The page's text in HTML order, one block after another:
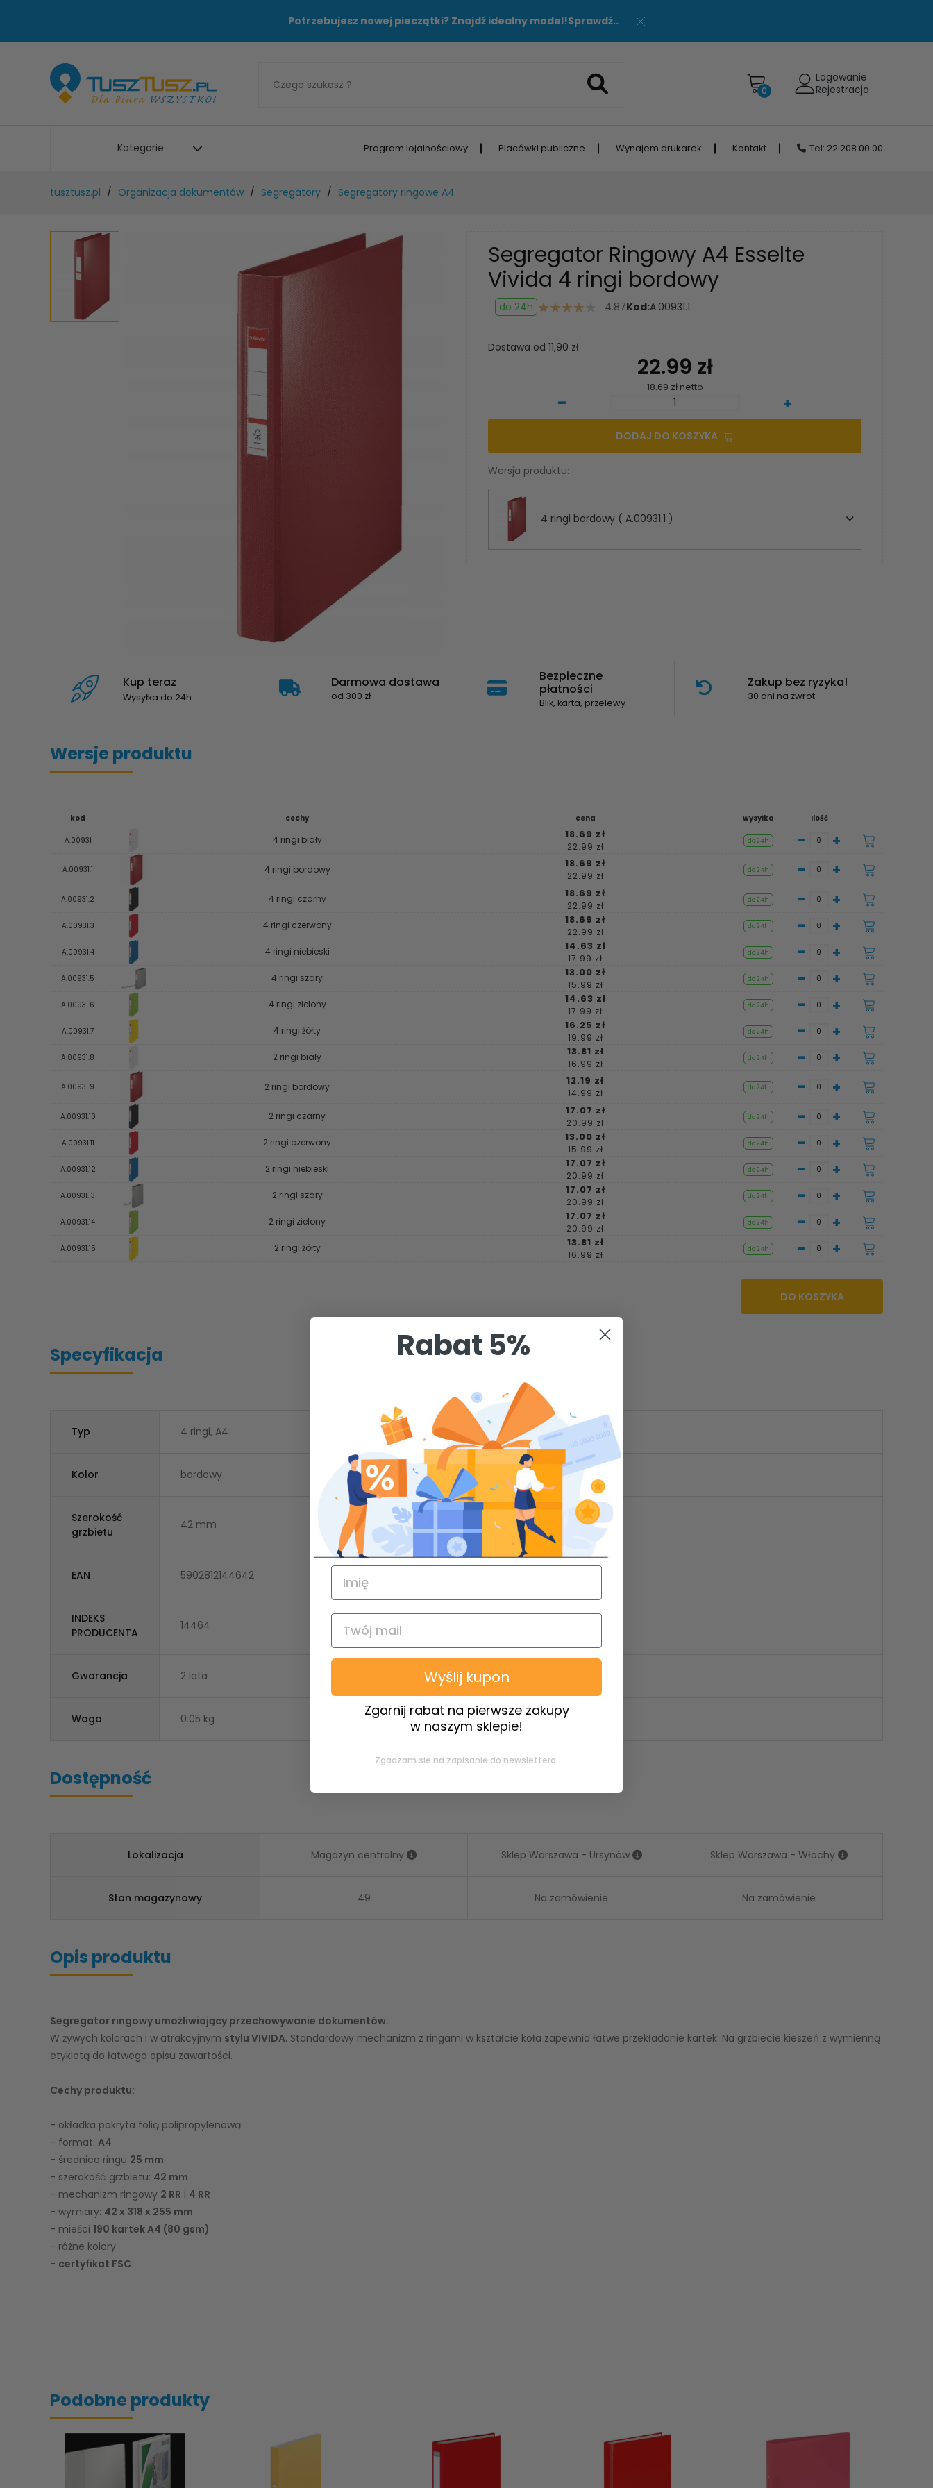
Potrzebujesz nowej pieczątki? Znajdź idealny model!Sprawdź..
0
Logowanie
Rejestracja
Kategorie Program lojalnościowy Placówki publiczne Wynajem drukarek Kontakt Tel: 22 208 00 00
tusztusz.pl Organizacja dokumentów Segregatory Segregatory ringowe A4
Segregator Ringowy A4 Esselte
Vivida 4 ringi bordowy
do 24h 4.87Kod:A.00931.1
Dostawa od 11,90 zł
22.99 zł
18.69 zł netto
- +
DODAJ DO KOSZYKA
Wersja produktu:
4 ringi bordowy ( A.00931.1 )
Kup teraz
Wysyłka do 24h
Darmowa dostawa
od 300 zł
Bezpieczne
płatności
Blik, karta, przelewy
Zakup bez ryzyka!
30 dni na zwrot
Wersje produktu
kod cechy cena wysyłka Ilość
A.00931 4 ringi biały 18.69 zł
22.99 zł do 24h - +
A.00931.1 4 ringi bordowy 18.69 zł
22.99 zł do 24h - +
A.00931.2 4 ringi czarny 18.69 zł
22.99 zł do 24h - +
A.00931.3 4 ringi czerwony 18.69 zł
22.99 zł do 24h - +
A.00931.4 4 ringi niebieski 14.63 zł
17.99 zł do 24h - +
A.00931.5 4 ringi szary 13.00 zł
15.99 zł do 24h - +
A.00931.6 4 ringi zielony 14.63 zł
17.99 zł do 24h - +
A.00931.7 4 ringi żółty 16.25 zł
19.99 zł do 24h - +
A.00931.8 2 ringi biały 13.81 zł
16.99 zł do 24h - +
A.00931.9 2 ringi bordowy 12.19 zł
14.99 zł do 24h - +
A.00931.10 2 ringi czarny 17.07 zł
20.99 zł do 24h - +
A.00931.11 2 ringi czerwony 13.00 zł
15.99 zł do 24h - +
A.00931.12 2 ringi niebieski 17.07 zł
20.99 zł do 24h - +
A.00931.13 2 ringi szary 17.07 zł
20.99 zł do 24h - +
A.00931.14 2 ringi zielony 17.07 zł
20.99 zł do 24h - +
A.00931.15 2 ringi żółty 13.81 zł
16.99 zł do 24h - +
DO KOSZYKA
Specyfikacja
Typ 4 ringi, A4
Kolor bordowy
Szerokość
grzbietu
42 mm
EAN 5902812144642
INDEKS
PRODUCENTA
14464
Gwarancja 2 lata
Waga 0.05 kg
Dostępność
Lokalizacja Magazyn centralny Sklep Warszawa - Ursynów Sklep Warszawa - Włochy
Stan magazynowy 49 Na zamówienie Na zamówienie
Opis produktu
Segregator ringowy umożliwiający przechowywanie dokumentów.
W żywych kolorach i w atrakcyjnym stylu VIVIDA. Standardowy mechanizm z ringami w kształcie koła zapewnia łatwe przekładanie kartek. Na grzbiecie kieszeń z wymienną
etykietą do łatwego opisu zawartości.
Cechy produktu:
- okładka pokryta folią polipropylenową
- format: A4
- średnica ringu 25 mm
- szerokość grzbietu: 42 mm
- mechanizm ringowy 2 RR i 4 RR
- wymiary: 42 x 318 x 255 mm
- mieści 190 kartek A4 (80 gsm)
- różne kolory
- certyfikat FSC
Podobne produkty
Rabat 5%
Wyślij kupon
Zgarnij rabat na pierwsze zakupy
w naszym sklepie!
Zgadzam sie na zapisanie do newslettera.